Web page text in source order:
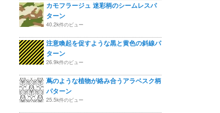
カモフラージュ 迷彩柄のシームレスパ
ターン
40.2k件のビュー
注意喚起を促すような黒と黄色の斜線パ
ターン
26.9k件のビュー
蔦のような植物が絡み合うアラベスク柄
パターン
25.5k件のビュー